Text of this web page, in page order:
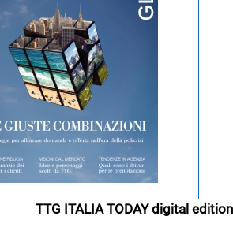
TTG ITALIA TODAY digital edition